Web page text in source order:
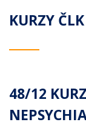
KURZY ČLK
48/12